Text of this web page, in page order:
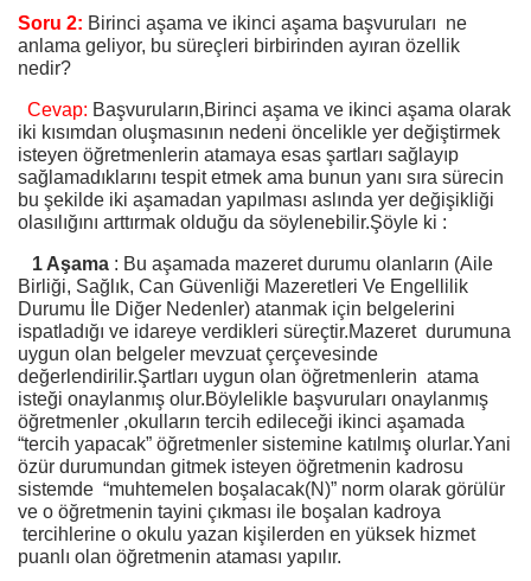
Soru 2: Birinci aşama ve ikinci aşama başvuruları ne
anlama geliyor, bu süreçleri birbirinden ayıran özellik
nedir?
Cevap: Başvuruların,Birinci aşama ve ikinci aşama olarak
iki kısımdan oluşmasının nedeni öncelikle yer değiştirmek
isteyen öğretmenlerin atamaya esas şartları sağlayıp
sağlamadıklarını tespit etmek ama bunun yanı sıra sürecin
bu şekilde iki aşamadan yapılması aslında yer değişikliği
olasılığını arttırmak olduğu da söylenebilir.Şöyle ki :
1 Aşama : Bu aşamada mazeret durumu olanların (Aile
Birliği, Sağlık, Can Güvenliği Mazeretleri Ve Engellilik
Durumu İle Diğer Nedenler) atanmak için belgelerini
ispatladığı ve idareye verdikleri süreçtir.Mazeret durumuna
uygun olan belgeler mevzuat çerçevesinde
değerlendirilir.Şartları uygun olan öğretmenlerin atama
isteği onaylanmış olur.Böylelikle başvuruları onaylanmış
öğretmenler ,okulların tercih edileceği ikinci aşamada
“tercih yapacak” öğretmenler sistemine katılmış olurlar.Yani
özür durumundan gitmek isteyen öğretmenin kadrosu
sistemde “muhtemelen boşalacak(N)” norm olarak görülür
ve o öğretmenin tayini çıkması ile boşalan kadroya
tercihlerine o okulu yazan kişilerden en yüksek hizmet
puanlı olan öğretmenin ataması yapılır.